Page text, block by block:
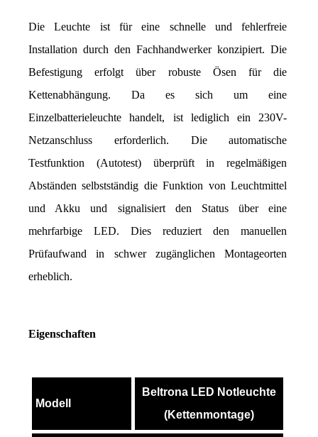
Die Leuchte ist für eine schnelle und fehlerfreie
Installation durch den Fachhandwerker konzipiert. Die
Befestigung erfolgt über robuste Ösen für die
Kettenabhängung. Da es sich um eine
Einzelbatterieleuchte handelt, ist lediglich ein 230V-
Netzanschluss erforderlich. Die automatische
Testfunktion (Autotest) überprüft in regelmäßigen
Abständen selbstständig die Funktion von Leuchtmittel
und Akku und signalisiert den Status über eine
mehrfarbige LED. Dies reduziert den manuellen
Prüfaufwand in schwer zugänglichen Montageorten
erheblich.
Eigenschaften
Modell
Beltrona LED Notleuchte
(Kettenmontage)